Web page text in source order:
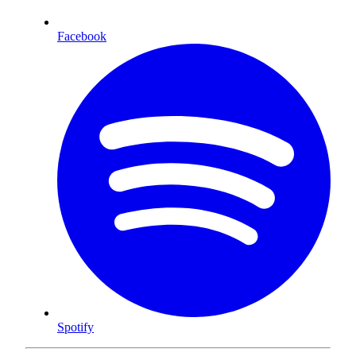
Facebook
Spotify